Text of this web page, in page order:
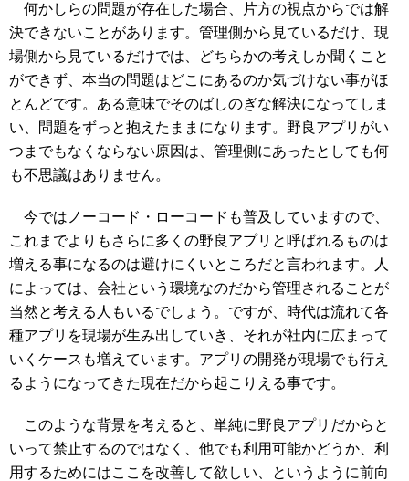
何かしらの問題が存在した場合、片方の視点からでは解
決できないことがあります。管理側から見ているだけ、現
場側から見ているだけでは、どちらかの考えしか聞くこと
ができず、本当の問題はどこにあるのか気づけない事がほ
とんどです。ある意味でそのばしのぎな解決になってしま
い、問題をずっと抱えたままになります。野良アプリがい
つまでもなくならない原因は、管理側にあったとしても何
も不思議はありません。
今ではノーコード・ローコードも普及していますので、
これまでよりもさらに多くの野良アプリと呼ばれるものは
増える事になるのは避けにくいところだと言われます。人
によっては、会社という環境なのだから管理されることが
当然と考える人もいるでしょう。ですが、時代は流れて各
種アプリを現場が生み出していき、それが社内に広まって
いくケースも増えています。アプリの開発が現場でも行え
るようになってきた現在だから起こりえる事です。
このような背景を考えると、単純に野良アプリだからと
いって禁止するのではなく、他でも利用可能かどうか、利
用するためにはここを改善して欲しい、というように前向